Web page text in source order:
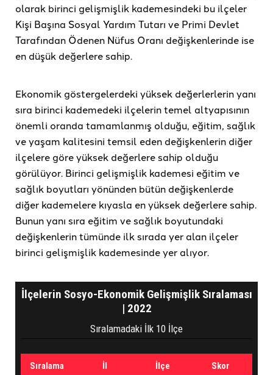
olarak birinci gelişmişlik kademesindeki bu ilçeler
Kişi Başına Sosyal Yardım Tutarı ve Primi Devlet
Tarafından Ödenen Nüfus Oranı değişkenlerinde ise
en düşük değerlere sahip.
Ekonomik göstergelerdeki yüksek değerlerlerin yanı
sıra birinci kademedeki ilçelerin temel altyapısının
önemli oranda tamamlanmış olduğu, eğitim, sağlık
ve yaşam kalitesini temsil eden değişkenlerin diğer
ilçelere göre yüksek değerlere sahip olduğu
görülüyor. Birinci gelişmişlik kademesi eğitim ve
sağlık boyutları yönünden bütün değişkenlerde
diğer kademelere kıyasla en yüksek değerlere sahip.
Bunun yanı sıra eğitim ve sağlık boyutundaki
değişkenlerin tümünde ilk sırada yer alan ilçeler
birinci gelişmişlik kademesinde yer alıyor.